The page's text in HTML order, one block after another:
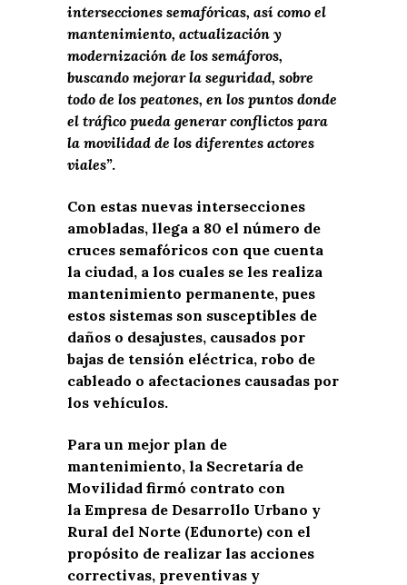
intersecciones semafóricas, así como el
mantenimiento, actualización y
modernización de los semáforos,
buscando mejorar la seguridad, sobre
todo de los peatones, en los puntos donde
el tráfico pueda generar conflictos para
la movilidad de los diferentes actores
viales”.
Con estas nuevas intersecciones
amobladas, llega a 80 el número de
cruces semafóricos con que cuenta
la ciudad, a los cuales se les realiza
mantenimiento permanente, pues
estos sistemas son susceptibles de
daños o desajustes, causados por
bajas de tensión eléctrica, robo de
cableado o afectaciones causadas por
los vehículos.
Para un mejor plan de
mantenimiento, la Secretaría de
Movilidad firmó contrato con
la Empresa de Desarrollo Urbano y
Rural del Norte (Edunorte) con el
propósito de realizar las acciones
correctivas, preventivas y